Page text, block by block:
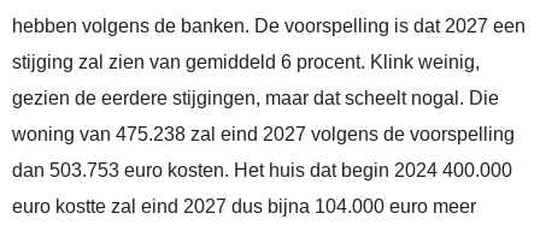
hebben volgens de banken. De voorspelling is dat 2027 een
stijging zal zien van gemiddeld 6 procent. Klink weinig,
gezien de eerdere stijgingen, maar dat scheelt nogal. Die
woning van 475.238 zal eind 2027 volgens de voorspelling
dan 503.753 euro kosten. Het huis dat begin 2024 400.000
euro kostte zal eind 2027 dus bijna 104.000 euro meer